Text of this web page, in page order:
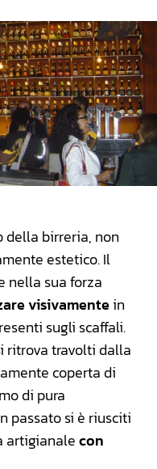
della birreria, non
estetico. Il
nella sua forza
visivamentein
sugli scaffali.
ritrova travolti dalla
coperta di
di pura
passato si è riusciti
artigianalecon